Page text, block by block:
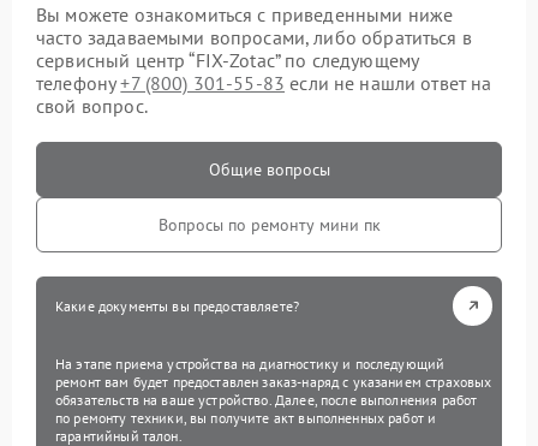
Вы можете ознакомиться с приведенными ниже
часто задаваемыми вопросами, либо обратиться в
сервисный центр “FIX-Zotac” по следующему
телефону+7 (800) 301-55-83 если не нашли ответ на
свой вопрос.
Общие вопросы
Вопросы по ремонту мини пк
Какие документы вы предоставляете?
На этапе приема устройства на диагностику и последующий
ремонт вам будет предоставлен заказ-наряд с указанием страховых
обязательств на ваше устройство. Далее, после выполнения работ
по ремонту техники, вы получите акт выполненных работ и
гарантийный талон.